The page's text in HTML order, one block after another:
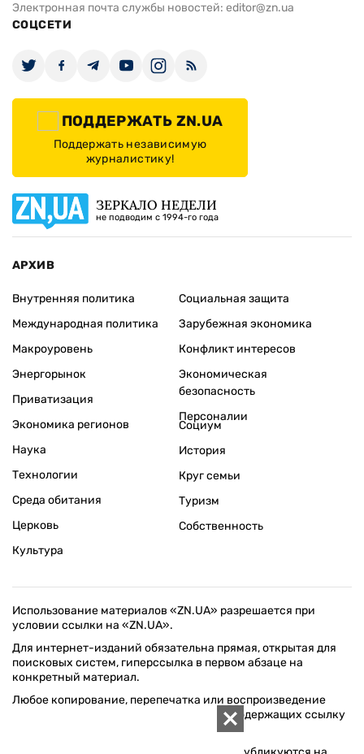
Электронная почта службы новостей: editor@zn.ua
СОЦСЕТИ
ПОДДЕРЖАТЬ ZN.UA
Поддержать независимую
журналистику!
ЗЕРКАЛО НЕДЕЛИ
не подводим с 1994-го года
АРХИВ
Внутренняя политика
Международная политика
Макроуровень
Энергорынок
Приватизация
Экономика регионов
Социальная защита
Зарубежная экономика
Конфликт интересов
Экономическая
безопасность
Персоналии
Наука
Технологии
Среда обитания
Церковь
Культура
Социум
История
Круг семьи
Туризм
Собственность
Использование материалов «ZN.UA» разрешается при
условии ссылки на «ZN.UA».
Для интернет-изданий обязательна прямая, открытая для
поисковых систем, гиперссылка в первом абзаце на
конкретный материал.
Любое копирование, перепечатка или воспроизведение
фотографических и видео материалов, содержащих ссылку
на Getty Images, строго запрещается.